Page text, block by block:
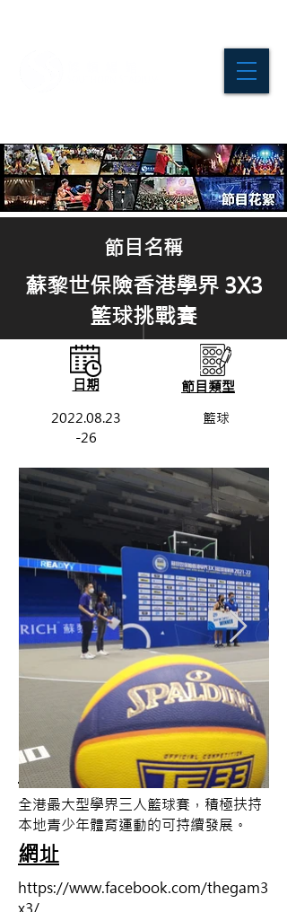
節目名稱
蘇黎世保險香港學界 3X3
籃球挑戰賽
節目類型
日期
2022.08.23
-26
籃球
簡介
全港最大型學界三人籃球賽，積極扶持
本地青少年體育運動的可持續發展。
網址
https://www.facebook.com/thegam3
x3/